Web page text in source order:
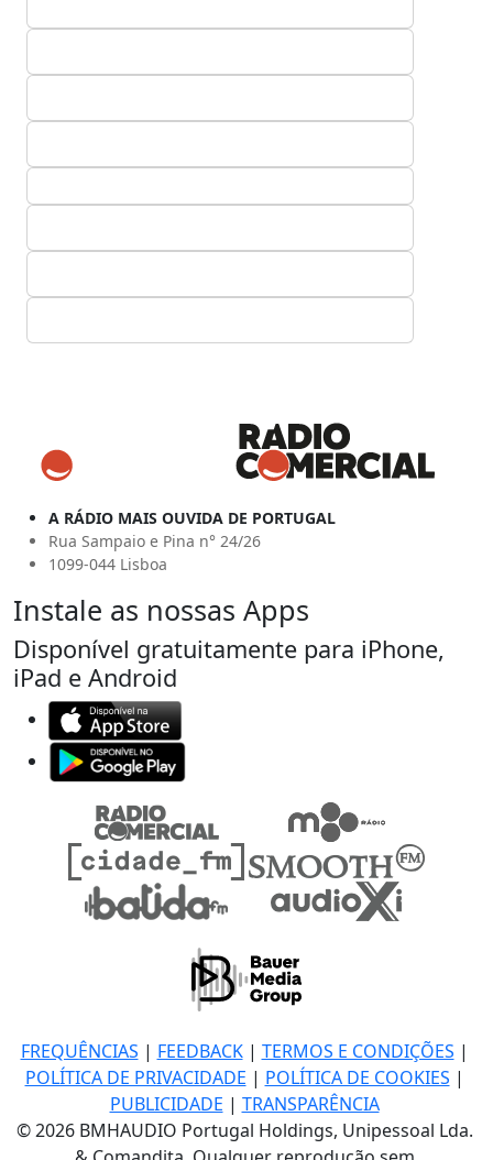
A RÁDIO MAIS OUVIDA DE PORTUGAL
Rua Sampaio e Pina n° 24/26
1099-044 Lisboa
Instale as nossas Apps
Disponível gratuitamente para iPhone,
iPad e Android
FREQUÊNCIAS | FEEDBACK| TERMOS E CONDIÇÕES |
POLÍTICA DE PRIVACIDADE | POLÍTICA DE COOKIES |
PUBLICIDADE | TRANSPARÊNCIA
© 2026 BMHAUDIO Portugal Holdings, Unipessoal Lda.